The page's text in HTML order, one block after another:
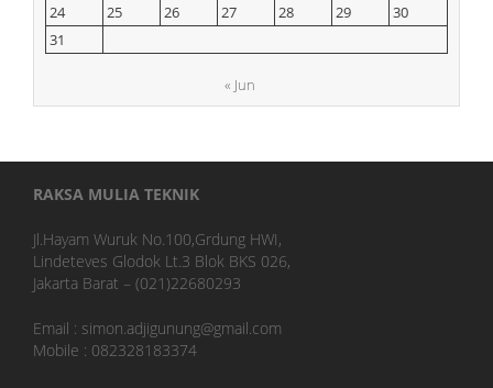
24
25 26 27 28 29
30
31
« Jun
RAKSA MULIA TEKNIK
Jl.Hayam Wuruk No.100,Grdung HWI,
Lindeteves Glodok Lt.3 Blok BKS 026,
Jakarta Barat – (021)22680293
Email : simon.adjigunung@gmail.com
Mobile : 082328183374